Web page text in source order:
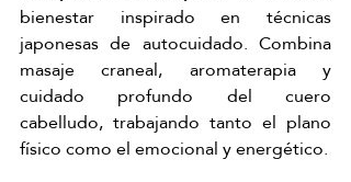
bienestar inspirado en técnicas
japonesas de autocuidado. Combina
masaje craneal, aromaterapia y
cuidado profundo del cuero
cabelludo, trabajando tanto el plano
físico como el emocional y energético.